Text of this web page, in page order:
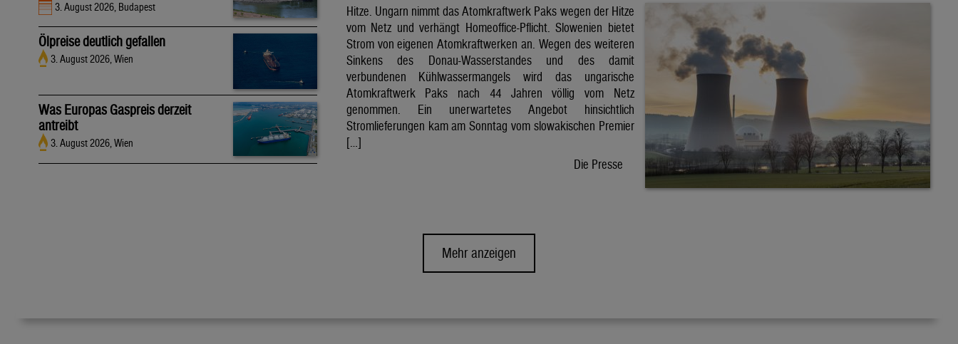
3. August 2026, Budapest
Ölpreise deutlich gefallen
3. August 2026, Wien
Was Europas Gaspreis derzeit
antreibt
3. August 2026, Wien
Hitze. Ungarn nimmt das Atomkraftwerk Paks wegen der Hitze
vom Netz und verhängt Homeoffice-Pflicht. Slowenien bietet
Strom von eigenen Atomkraftwerken an. Wegen des weiteren
Sinkens des Donau-Wasserstandes und des damit
verbundenen Kühlwassermangels wird das ungarische
Atomkraftwerk Paks nach 44 Jahren völlig vom Netz
genommen. Ein unerwartetes Angebot hinsichtlich
Stromlieferungen kam am Sonntag vom slowakischen Premier
[…]
Die Presse
Mehr anzeigen